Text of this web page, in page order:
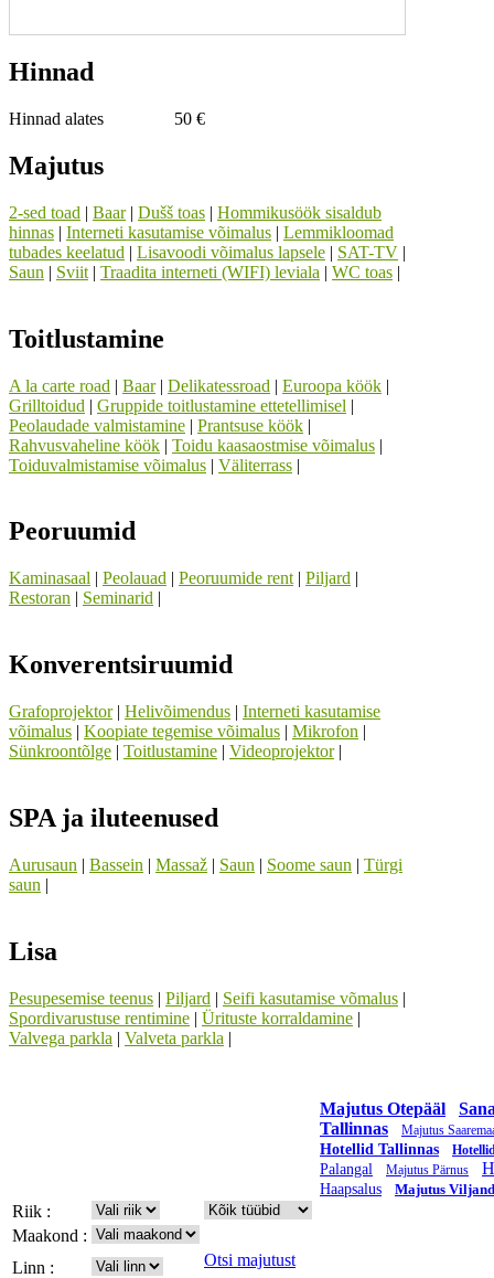
Hinnad
Hinnad alates 50 €
Majutus
2-sed toad | Baar| Dušš toas | Hommikusöök sisaldub
hinnas | Interneti kasutamise võimalus | Lemmikloomad
tubades keelatud | Lisavoodi võimalus lapsele | SAT-TV |
Saun | Sviit | Traadita interneti (WIFI) leviala | WC toas |
Toitlustamine
A la carte road | Baar| Delikatessroad | Euroopa köök |
Grilltoidud | Gruppide toitlustamine ettetellimisel |
Peolaudade valmistamine | Prantsuse köök |
Rahvusvaheline köök | Toidu kaasaostmise võimalus |
Toiduvalmistamise võimalus | Väliterrass |
Peoruumid
Kaminasaal | Peolauad | Peoruumide rent | Piljard |
Restoran | Seminarid |
Konverentsiruumid
Grafoprojektor| Helivõimendus | Interneti kasutamise
võimalus | Koopiate tegemise võimalus | Mikrofon |
Sünkroontõlge | Toitlustamine | Videoprojektor|
SPA ja iluteenused
Aurusaun | Bassein | Massaž | Saun | Soome saun | Türgi
saun |
Lisa
Pesupesemise teenus | Piljard | Seifi kasutamise võmalus |
Spordivarustuse rentimine | Ürituste korraldamine |
Valvega parkla | Valveta parkla |
Majutus Otepääl
Tallinnas
Majutus
Hotellid Tallinnas
Palangal Majutus Pärnus
Haapsalus Majutus
Riik :
Maakond :
Linn :
Otsi majutust